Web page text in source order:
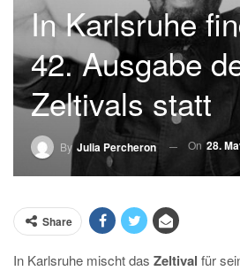
In Karlsruhe
42. Ausgabe
Zeltivals statt
ByJulia Percheron On 28.
Share
In Karlsruhe mischt das Zeltival für